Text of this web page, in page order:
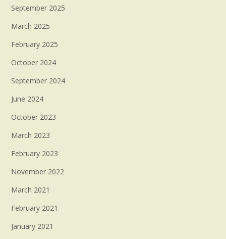
September 2025
March 2025
February 2025
October 2024
September 2024
June 2024
October 2023
March 2023
February 2023
November 2022
March 2021
February 2021
January 2021